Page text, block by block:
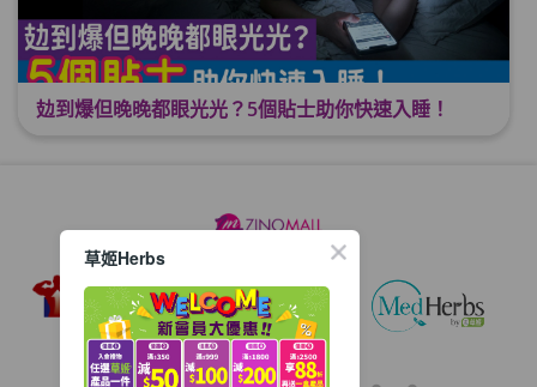
攰到爆但晚晚都眼光光？5個貼士助你快速入睡！
草姬Herbs